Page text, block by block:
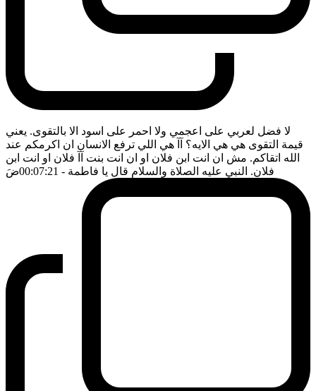
لا فضل لعربي على اعجمي ولا احمر على اسود الا بالتقوى. يعني
قيمة التقوى هي هي الايه؟ آآ هي اللي ترفع الانسان ان اكرمكم عند
الله اتقاكم. مش ان انت ابن فلان او ان انت بنت آآ فلان او انت ابن
فلان. النبي عليه الصلاة والسلام قال يا فاطمة - 00:07:21 ضَ